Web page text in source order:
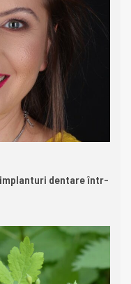
dentare într-